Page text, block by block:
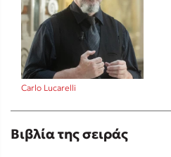
Playlist
Το λεξικό της
Carlo Lucarelli
Βιβλία της σειράς